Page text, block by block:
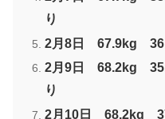
り
2月8日 67.9kg 36
2月9日 68.2kg
り
2月10日 68.2kg